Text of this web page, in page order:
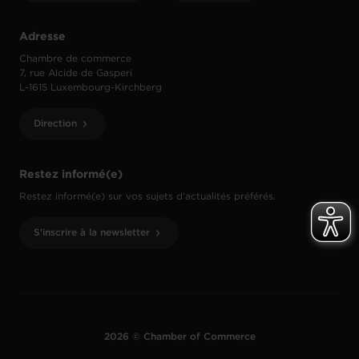
Restez informé(e)
Restez informé(e) sur vos sujets d’actualités préférés.
S'inscrire à la newsletter
Adresse
Chambre de commerce
7, rue Alcide de Gasperi
L-1615 Luxembourg-Kirchberg
Direction
2026 © Chamber of Commerce